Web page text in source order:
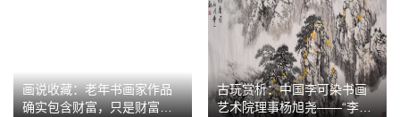
画说收藏：老年书画家作品
确实包含财富，只是财富是
古玩赏析：中国李可染书画
艺术院理事杨旭尧——“李家